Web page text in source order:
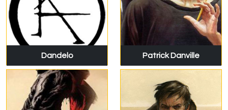
Dandelo Patrick Danville